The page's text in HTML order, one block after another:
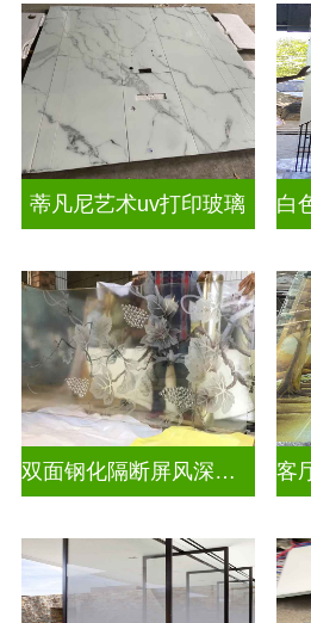
蒂凡尼艺术uv打印玻璃
双面钢化隔断屏风深雕玻璃